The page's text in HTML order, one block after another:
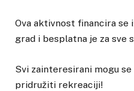
Ova aktivnost financira se
grad i besplatna je za sve
Svi zainteresirani mogu
pridružiti rekreaciji!